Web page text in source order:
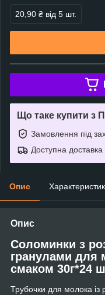
20,90 ₴ від 5 шт.
Що таке купити з
Замовлення під
Доступна доставка
Опис
Опис
Соломинки з
гранулами для
смаком 30г*24
Трубочки для молока із